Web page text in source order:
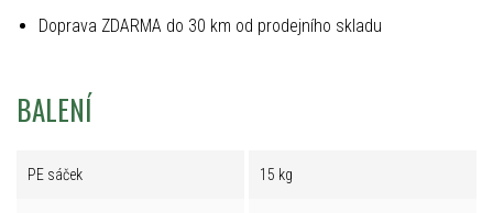
Doprava ZDARMA do 30 km od prodejního skladu
BALENÍ
PE sáček 15 kg